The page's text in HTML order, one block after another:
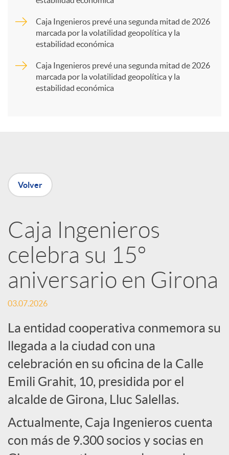
e
R
e
d
e
s
S
o
Caja Ingenieros prevé una segunda mitad de 2026
marcada por la volatilidad geopolítica y la
estabilidad económica
Caja Ingenieros prevé una segunda mitad de 2026
marcada por la volatilidad geopolítica y la
estabilidad económica
Volver
Caja Ingenieros
celebra su 15º
aniversario en Girona
03.07.2026
La entidad cooperativa conmemora su
llegada a la ciudad con una
celebración en su oficina de la Calle
Emili Grahit, 10, presidida por el
alcalde de Girona, Lluc Salellas.
Actualmente, Caja Ingenieros cuenta
con más de 9.300 socios y socias en